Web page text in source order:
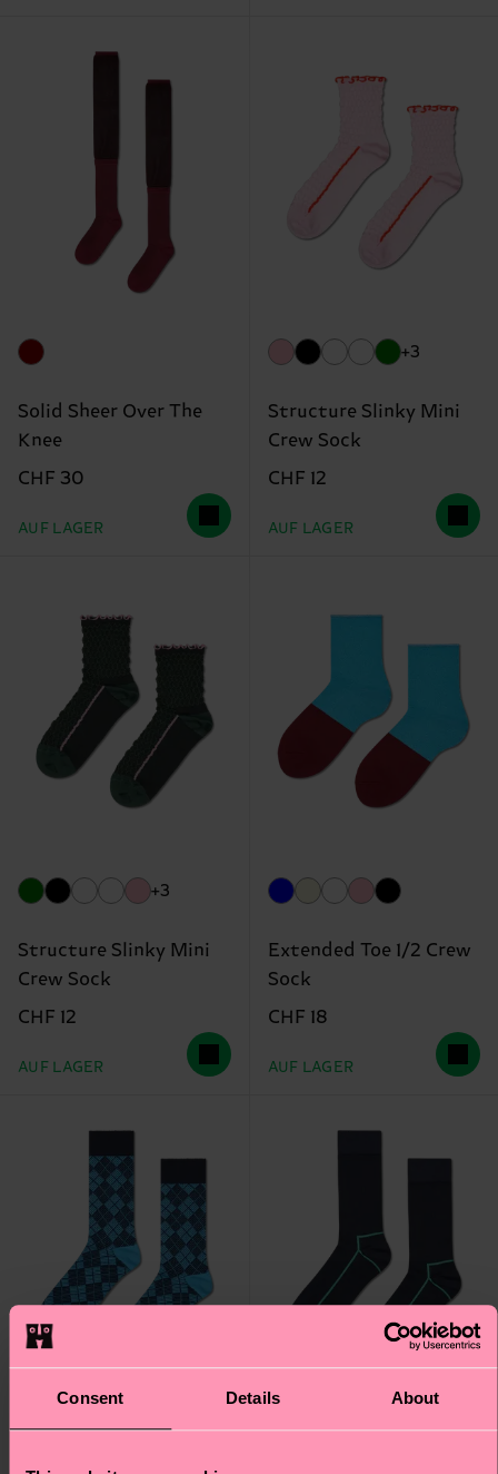
Consent Details About
Solid Sheer Over The
Knee
CHF 30
AUF LAGER
+3
Structure Slinky Mini
Crew Sock
CHF 12
AUF LAGER
+3
Structure Slinky Mini
Crew Sock
CHF 12
AUF LAGER
Extended Toe 1/2 Crew
Sock
CHF 18
AUF LAGER
+1